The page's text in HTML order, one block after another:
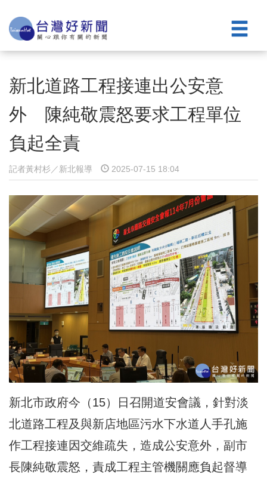
新北道路工程接連出公安意
外 陳純敬震怒要求工程單位
負起全責
記者黃村杉／新北報導 2025-07-15 18:04
新北市政府今（15）日召開道安會議，針對淡
北道路工程及與新店地區污水下水道人手孔施
作工程接連因交維疏失，造成公安意外，副市
長陳純敬震怒，責成工程主管機關應負起督導